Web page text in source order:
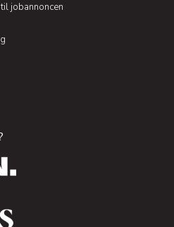
jobannoncen